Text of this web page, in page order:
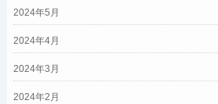
2024年5月
2024年4月
2024年3月
2024年2月